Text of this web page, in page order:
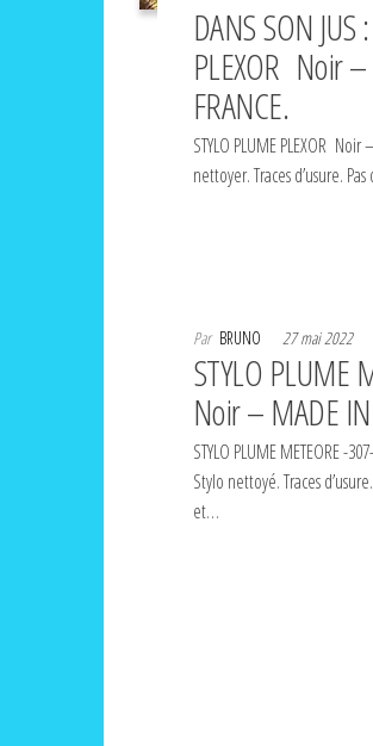
DANS SON JUS
PLEXOR Noir
FRANCE.
STYLO PLUME PLEXOR Noir
nettoyer. Traces d’usure.
Par BRUNO 27 mai 2022
STYLO PLUME
Noir – MADE
STYLO PLUME METEORE -
Stylo nettoyé. Traces
et…